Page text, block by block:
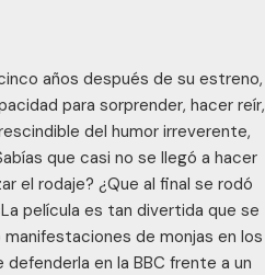
años después de su estreno,
para sorprender, hacer reír,
del humor irreverente,
que casi no se llegó a hacer
el rodaje? ¿Que al final se rodó
película es tan divertida que se
manifestaciones de monjas en los
en la BBC frente a un